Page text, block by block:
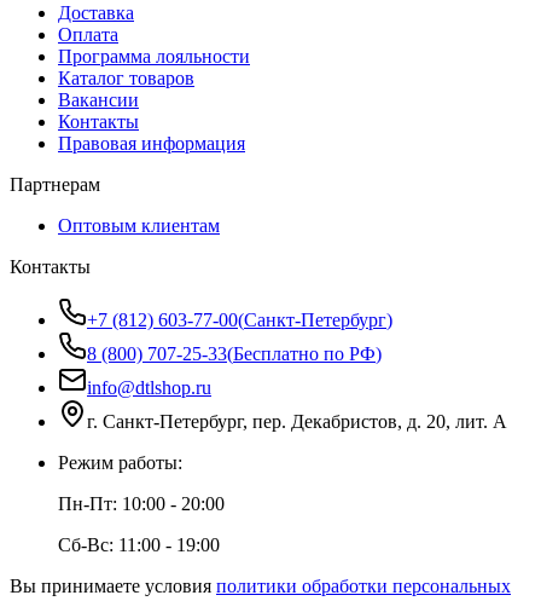
Доставка
Оплата
Программа лояльности
Каталог товаров
Вакансии
Контакты
Правовая информация
Партнерам
Оптовым клиентам
Контакты
+7 (812) 603-77-00(Санкт-Петербург)
8 (800) 707-25-33(Бесплатно по РФ)
info@dtlshop.ru
г. Санкт-Петербург, пер. Декабристов, д. 20, лит. А
Режим работы:
Пн-Пт: 10:00 - 20:00
Сб-Вс: 11:00 - 19:00
Вы принимаете условия политики обработки персональных